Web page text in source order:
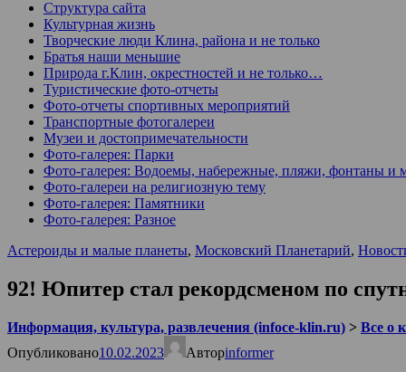
Структура сайта
Культурная жизнь
Творческие люди Клина, района и не только
Братья наши меньшие
Природа г.Клин, окрестностей и не только…
Туристические фото-отчеты
Фото-отчеты спортивных мероприятий
Транспортные фотогалереи
Музеи и достопримечательности
Фото-галерея: Парки
Фото-галерея: Водоемы, набережные, пляжи, фонтаны и
Фото-галереи на религиозную тему
Фото-галерея: Памятники
Фото-галерея: Разное
Астероиды и малые планеты, Московский Планетарий,
92! Юпи­тер стал рекорд­сме­ном по
Информация, культура, развлечения (infoce-klin.ru) > Все о
Опубликовано10.02.2023 Авторinformer